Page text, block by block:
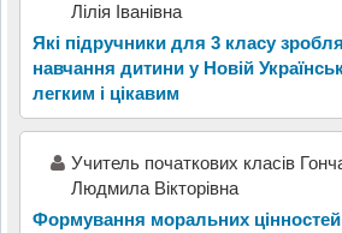
Лілія Іванівна
Які підручники для 3 класу
навчання дитини у Новій
легким і цікавим
Учитель початкових класів
Людмила Вікторівна
Формування моральних